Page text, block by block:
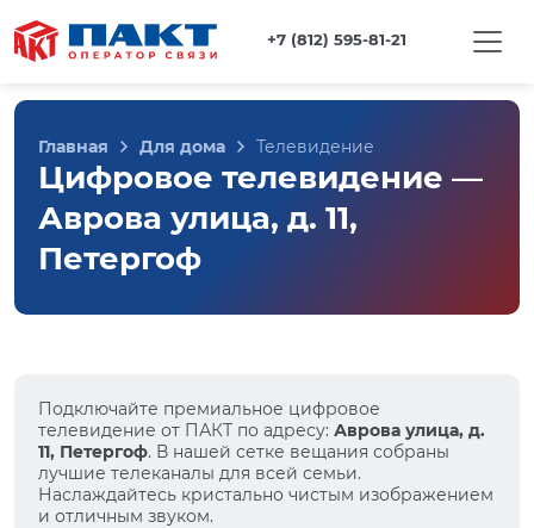
+7 (812) 595-81-21
Главная Для дома Телевидение
Цифровое телевидение —
Аврова улица, д. 11,
Петергоф
Подключайте премиальное цифровое
телевидение от ПАКТ по адресу: Аврова улица, д.
11, Петергоф. В нашей сетке вещания собраны
лучшие телеканалы для всей семьи.
Наслаждайтесь кристально чистым изображением
и отличным звуком.